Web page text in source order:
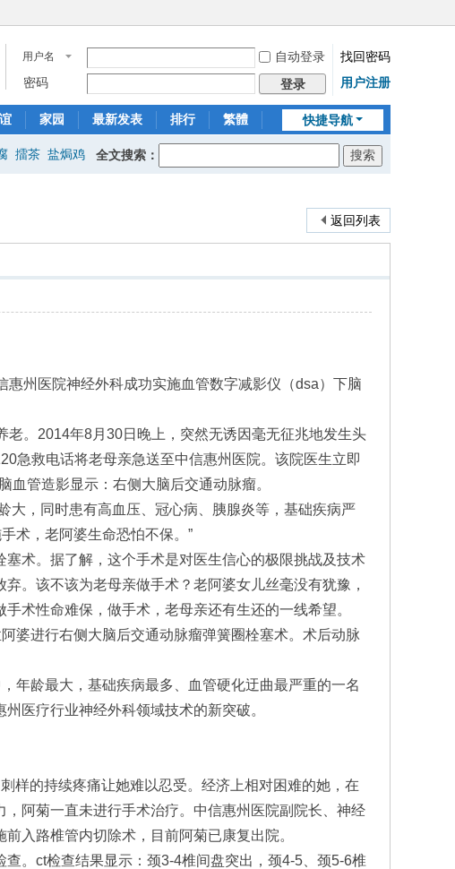
用户名 自动登录
找回密码
密码
登录 用户注册
快捷导航
家园 最新发表 排行 繁體
擂茶 盐焗鸡 全文搜索：
返回列表
州医院神经外科成功实施血管数字减影仪（dsa）下脑
。2014年8月30日晚上，突然无诱因毫无征兆地发生头
急救电话将老母亲急送至中信惠州医院。该院医生立即
管造影显示：右侧大脑后交通动脉瘤。
大，同时患有高血压、冠心病、胰腺炎等，基础疾病严
术，老阿婆生命恐怕不保。”
术。据了解，这个手术是对医生信心的极限挑战及技术
。该不该为老母亲做手术？老阿婆女儿丝毫没有犹豫，
术性命难保，做手术，老母亲还有生还的一线希望。
婆进行右侧大脑后交通动脉瘤弹簧圈栓塞术。术后动脉
年龄最大，基础疾病最多、血管硬化迂曲最严重的一名
医疗行业神经外科领域技术的新突破。
样的持续疼痛让她难以忍受。经济上相对困难的她，在
阿菊一直未进行手术治疗。中信惠州医院副院长、神经
入路椎管内切除术，目前阿菊已康复出院。
。ct检查结果显示：颈3-4椎间盘突出，颈4-5、颈5-6椎